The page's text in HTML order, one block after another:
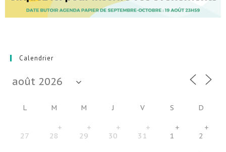
Calendrier
L M M J V S D
27 28
+
29
+
30
+
31
+
1
+
2
+